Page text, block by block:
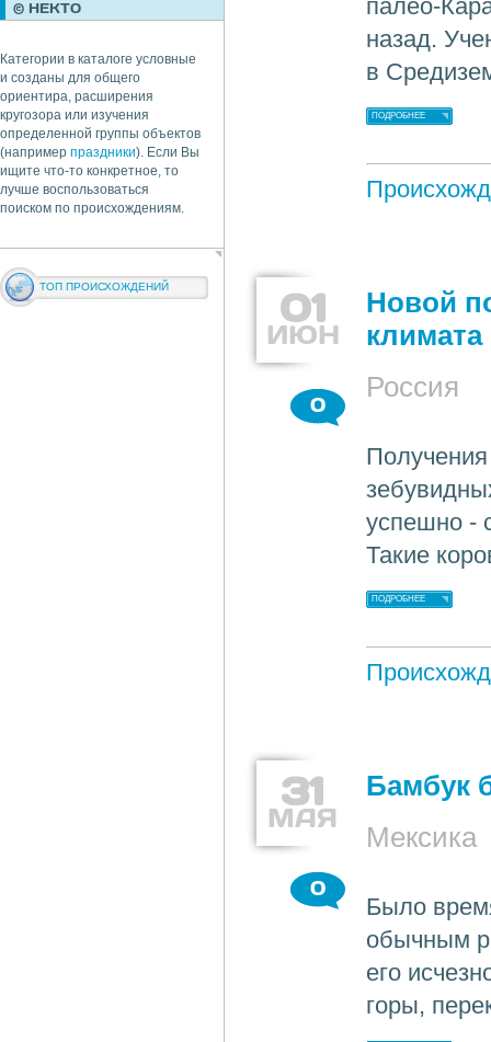
ОБЩЕСТВО
© НЕКТО
Категории в каталоге условные
и созданы для общего
ориентира, расширения
кругозора или изучения
определенной группы объектов
(например праздники). Если Вы
ищите что-то конкретное, то
лучше воспользоваться
поиском по происхождениям.
ТОП ПРОИСХОЖДЕНИЙ
палео-
назад.
в
ПОДРОБНЕЕ
01
ИЮН
Новой
климата
Россия
0
успешно -
Такие
ПОДРОБНЕЕ
31
МАЯ
Бамбук
Мексика
0
Было
обычным
его
горы,